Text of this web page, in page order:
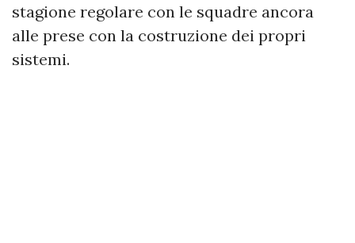
stagione regolare con le squadre ancora
alle prese con la costruzione dei propri
sistemi.